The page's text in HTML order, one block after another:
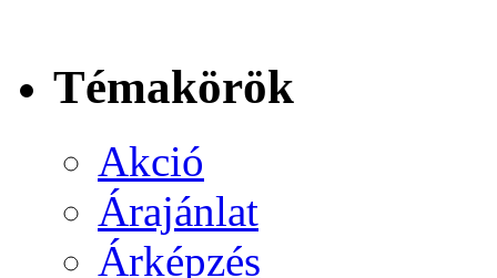
Témakörök
Akció
Árajánlat
Árképzés